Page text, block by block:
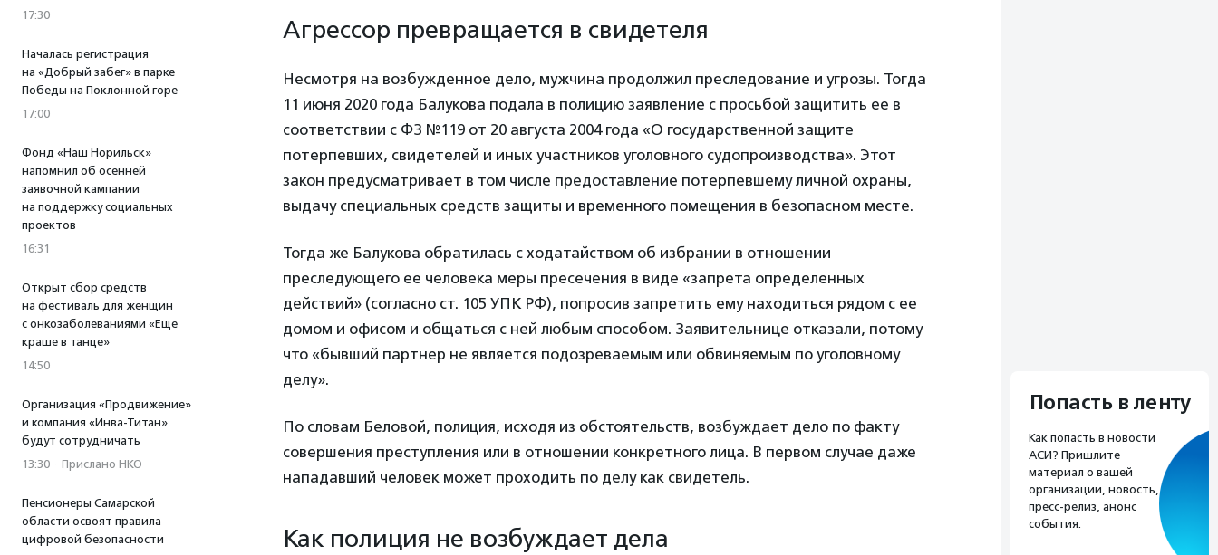
17:30
Началась регистрация
на «Добрый забег» в парке
Победы на Поклонной горе
17:00
Фонд «Наш Норильск»
напомнил об осенней
заявочной кампании
на поддержку социальных
проектов
16:31
Открыт сбор средств
на фестиваль для женщин
с онкозаболеваниями «Еще
краше в танце»
14:50
Организация «Продвижение»
и компания «Инва-Титан»
будут сотрудничать
13:30 · Прислано НКО
Пенсионеры Самарской
области освоят правила
цифровой безопасности
Агрессор превращается в свидетеля
Несмотря на возбужденное дело, мужчина продолжил преследование и угрозы. Тогда
11 июня 2020 года Балукова подала в полицию заявление с просьбой защитить ее в
соответствии с ФЗ №119 от 20 августа 2004 года «О государственной защите
потерпевших, свидетелей и иных участников уголовного судопроизводства». Этот
закон предусматривает в том числе предоставление потерпевшему личной охраны,
выдачу специальных средств защиты и временного помещения в безопасном месте.
Тогда же Балукова обратилась с ходатайством об избрании в отношении
преследующего ее человека меры пресечения в виде «запрета определенных
действий» (согласно ст. 105 УПК РФ), попросив запретить ему находиться рядом с ее
домом и офисом и общаться с ней любым способом. Заявительнице отказали, потому
что «бывший партнер не является подозреваемым или обвиняемым по уголовному
делу».
По словам Беловой, полиция, исходя из обстоятельств, возбуждает дело по факту
совершения преступления или в отношении конкретного лица. В первом случае даже
нападавший человек может проходить по делу как свидетель.
Как полиция не возбуждает дела
Попасть в ленту
Как попасть в новости
АСИ? Пришлите
материал о вашей
организации, новость,
пресс-релиз, анонс
события.